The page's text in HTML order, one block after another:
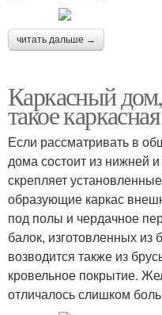
читать дальше →
Каркасный
такое
Если рассматривать в
дома состоит из нижней
скрепляет
образующие каркас
под полы и чердачное
балок, изготовленных из
возводится также из
кровельное покрытие.
отличалось слишком